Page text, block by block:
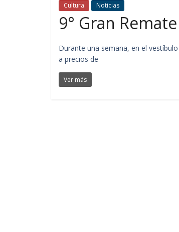
Cultura Noticias
9° Gran
Durante una semana, en el
a precios de
Ver más